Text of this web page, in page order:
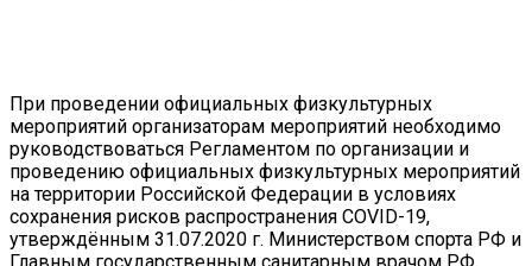
При проведении официальных физкультурных
мероприятий организаторам мероприятий необходимо
руководствоваться Регламентом по организации и
проведению официальных физкультурных мероприятий
на территории Российской Федерации в условиях
сохранения рисков распространения COVID-19,
утверждённым 31.07.2020 г. Министерством спорта РФ и